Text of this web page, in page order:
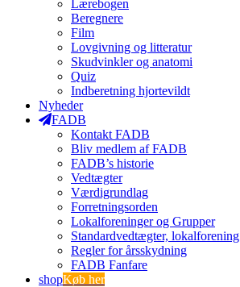
Lærebogen
Beregnere
Film
Lovgivning og litteratur
Skudvinkler og anatomi
Quiz
Indberetning hjortevildt
Nyheder
FADB
Kontakt FADB
Bliv medlem af FADB
FADB’s historie
Vedtægter
Værdigrundlag
Forretningsorden
Lokalforeninger og Grupper
Standardvedtægter, lokalforening
Regler for årsskydning
FADB Fanfare
shopKøb her